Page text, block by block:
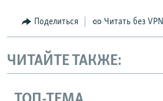
Поделиться Читать без VPN
ЧИТАЙТЕ ТАКЖЕ: